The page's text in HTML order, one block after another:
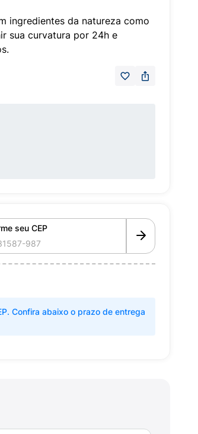
ingredientes da natureza como
sua curvatura por 24h e
seu CEP
Confira abaixo o prazo de entrega